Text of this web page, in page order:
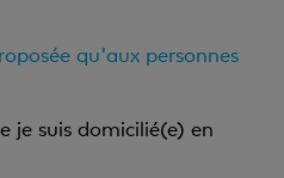
qu'aux personnes
je suis domicilié(e) en